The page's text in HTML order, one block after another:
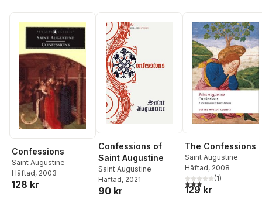
Confessions
Saint Augustine
Häftad, 2003
128 kr
Confessions of
Saint Augustine
Saint Augustine
Häftad, 2021
90 kr
The Confessions
Saint Augustine
Häftad, 2008
3,0utav 5 stjärnor.
(1)
129 kr